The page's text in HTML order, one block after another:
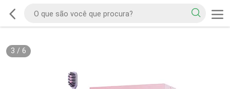
3 / 6